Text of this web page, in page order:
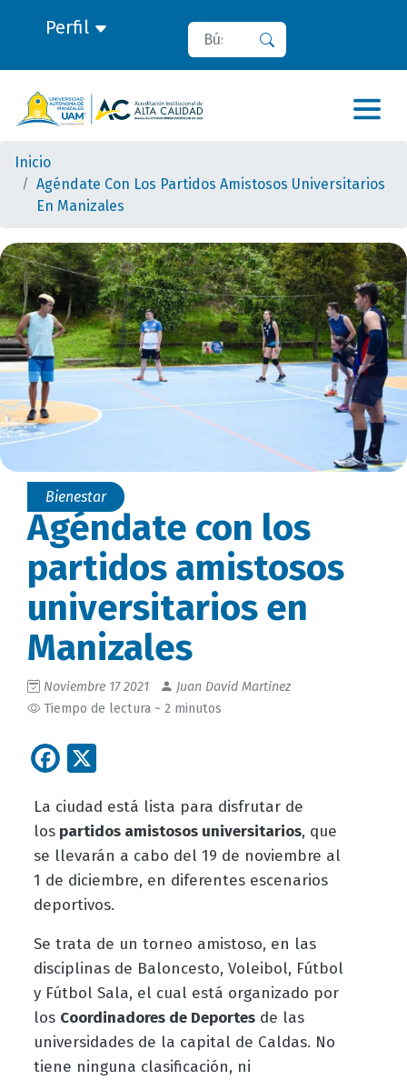
Perfil Buscar
Inicio
Agéndate Con Los Partidos Amistosos Universitarios
En Manizales
Bienestar
Agéndate con los
partidos amistosos
universitarios en
Manizales
Noviembre 17 2021
Juan David Martinez
Tiempo de lectura ~ 2 minutos
Facebook
La ciudad está lista para disfrutar de
lospartidos amistosos universitarios, que
se llevarán a cabo del 19 de noviembre al
1 de diciembre, en diferentes escenarios
deportivos.
Se trata de un torneo amistoso, en las
disciplinas de Baloncesto, Voleibol, Fútbol
y Fútbol Sala, el cual está organizado por
los Coordinadores de Deportesde las
universidades de la capital de Caldas. No
tiene ninguna clasificación, ni